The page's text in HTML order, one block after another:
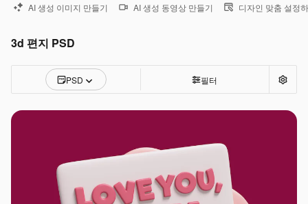
AI 생성 이미지 만들기 AI 생성 동영상 만들기 디자인 맞춤 설정
3d 편지 PSD
PSD 필터